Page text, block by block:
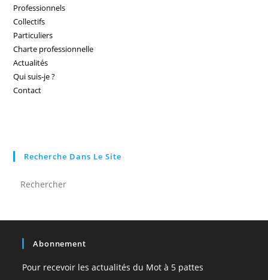
Professionnels
Collectifs
Particuliers
Charte professionnelle
Actualités
Qui suis-je ?
Contact
Recherche Dans Le Site
Abonnement
Pour recevoir les actualités du Mot à 5 pattes